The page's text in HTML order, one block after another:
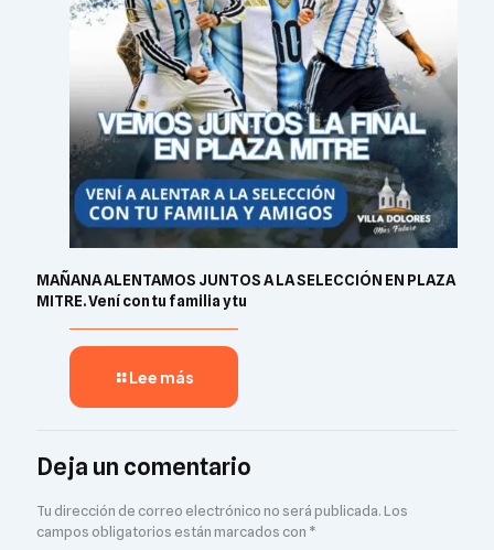
MAÑANA ALENTAMOS JUNTOS A LA SELECCIÓN EN PLAZA
MITRE. Vení con tu familia y tu
Lee más
Deja un comentario
Tu dirección de correo electrónico no será publicada.Los
campos obligatorios están marcados con *